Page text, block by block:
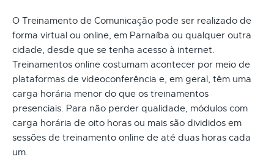
O Treinamento de Comunicação pode ser realizado de
forma virtual ou online, em Parnaíba ou qualquer outra
cidade, desde que se tenha acesso à internet.
Treinamentos online costumam acontecer por meio de
plataformas de videoconferência e, em geral, têm uma
carga horária menor do que os treinamentos
presenciais. Para não perder qualidade, módulos com
carga horária de oito horas ou mais são divididos em
sessões de treinamento online de até duas horas cada
um.